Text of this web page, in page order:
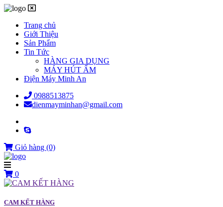
Trang chủ
Giới Thiệu
Sản Phẩm
Tin Tức
HÀNG GIA DỤNG
MÁY HÚT ẨM
Điện Máy Minh An
0988513875
dienmayminhan@gmail.com
Giỏ hàng (0)
0
CAM KẾT HÀNG